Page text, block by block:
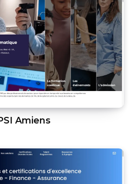
Amiens